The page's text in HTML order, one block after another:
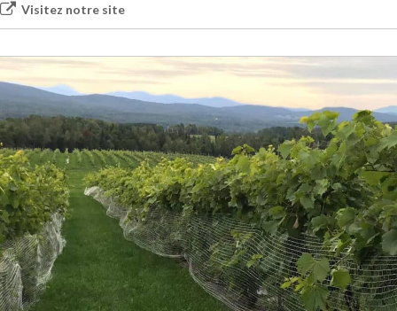
Visitez notre site